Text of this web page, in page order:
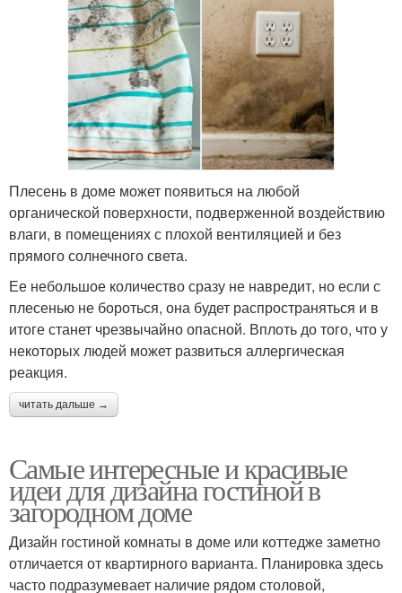
Плесень в доме может появиться на любой
органической поверхности, подверженной воздействию
влаги, в помещениях с плохой вентиляцией и без
прямого солнечного света.
Ее небольшое количество сразу не навредит, но если с
плесенью не бороться, она будет распространяться и в
итоге станет чрезвычайно опасной. Вплоть до того, что у
некоторых людей может развиться аллергическая
реакция.
читать дальше →
Самые интересные и красивые
идеи для дизайна гостиной в
загородном доме
Дизайн гостиной комнаты в доме или коттедже заметно
отличается от квартирного варианта. Планировка здесь
часто подразумевает наличие рядом столовой,